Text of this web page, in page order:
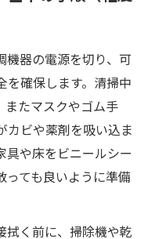
機器の電源を切り、可
を確保します。清掃中
またマスクやゴム手
カビや薬剤を吸い込ま
具や床をビニールシー
っても良いように準備
拭く前に、掃除機や乾